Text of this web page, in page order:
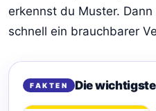
erkennst du Muster.
schnell ein brauchbarer
FAKTEN Die